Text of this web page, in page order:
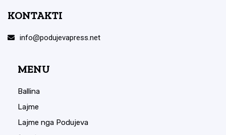
KONTAKTI
info@podujevapress.net
MENU
Ballina
Lajme
Lajme nga Podujeva